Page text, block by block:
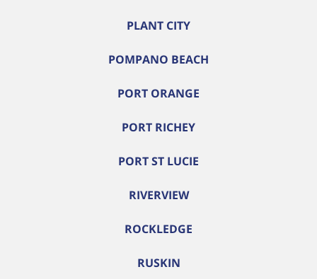
PLANT CITY
POMPANO BEACH
PORT ORANGE
PORT RICHEY
PORT ST LUCIE
RIVERVIEW
ROCKLEDGE
RUSKIN